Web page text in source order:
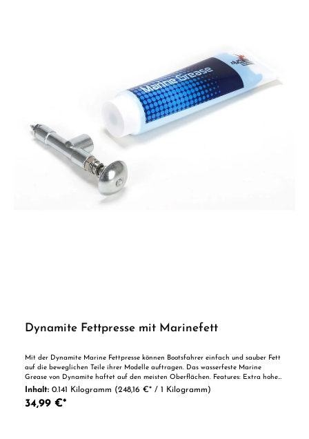
sparsam auftragen! DryFluid Gear Lube Produkteigenschaften: - Begeisternde
Schmiereigenschaften - Geringste Gleitreibung für Leichtgängigkeit und die
Reduktion des Verschleißes - Reduziert Leistungsverluste durch Reibung -
Mehrstufiges Gleitstoffsystem mit Sofort- und Langzeitschmiereffekten - Geringe
Neigung zur Staub- und Schmutzbindung - Extrem gutes Kriechvermögen -
Höchste Materialverträglichkeit mit allen gängigen Metallen, Kunststoffen und
Gummiwerkstoffen - Hervorragende Haft- und Korrosionsschutzeigenschaften -
Reduziert Laufgeräusche - Extrem druckfest - Höchstes Haftvermögen High End
Gleitstoff für hochbelastete Getriebe im Modellbaubereich. Speziell geeignet für
Getriebe von Modell-Helikoptern, RC-Cars, Trucks, Modelleisenbahnen und Servos.
Einsetzbar auch für Wellen und Kardansysteme jeglicher Art. Durch die
Verwendung von Trockenpartikeln, Gleitpolymeren und High End Gleitfluiden
wird ein bisher nicht erreichter Schmiereffekt erzielt. Extrem druckfest und
hervorragende Haftkraft. Sehr geringe Neigung zur Staub- und Schmutzbindung.
Mehrstufiges Gleitstoffsystem mit Langzeiteffekten Mit Dosierspitze, separater
Dosierkanüle für punktgenaue Anwendungen sowie Feinhaarpinsel für flächige
Dynamite Fettpresse mit Marinefett
Mit der Dynamite Marine Fettpresse können Bootsfahrer einfach und sauber Fett
auf die beweglichen Teile ihrer Modelle auftragen. Das wasserfeste Marine
Grease von Dynamite haftet auf den meisten Oberflächen. Features: Extra hohe
Leistung Ideal für Voll- und Flexwellenanwendungen Lithiumkomplexfett mit Anti-
Schling-Technologie für hervorragende Haftung Hervorragende strukturelle
Stabilität und Beständigkeit gegen Wasserverschmutzung Entwickelt für den
Inhalt: 0.141 Kilogramm (248,16 €* / 1 Kilogramm)
34,99 €*